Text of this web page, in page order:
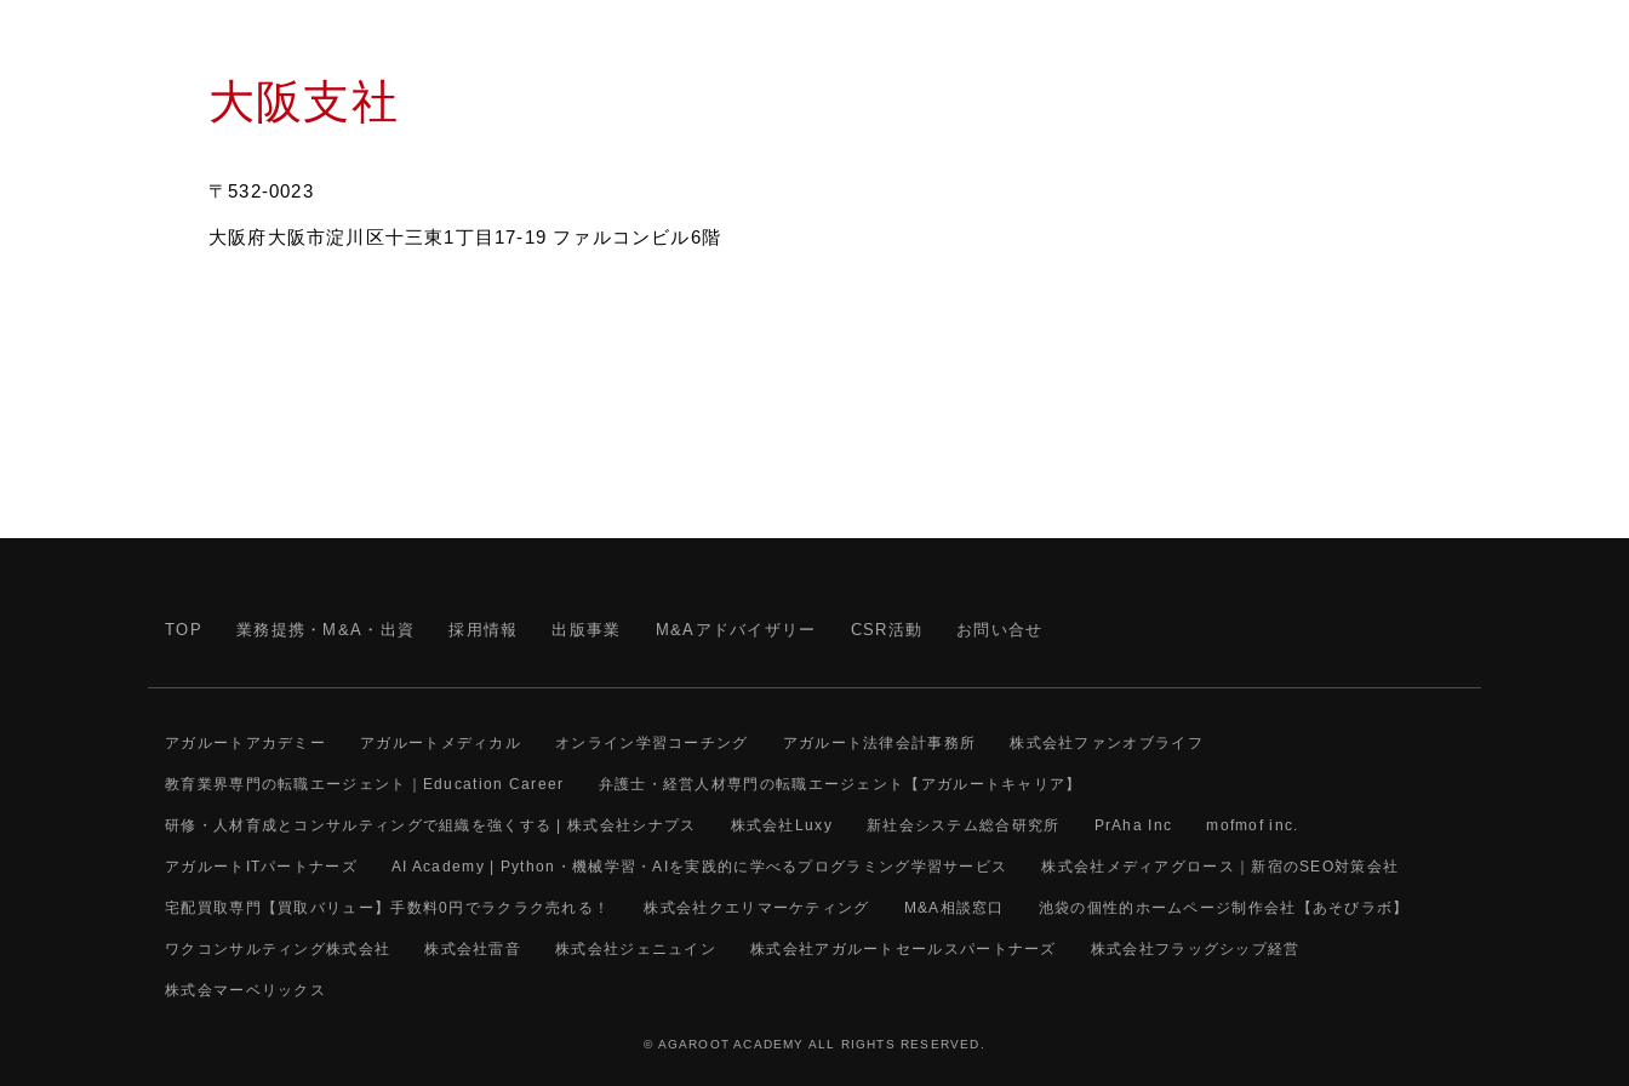
大阪支社
〒532-0023
大阪府大阪市淀川区十三東1丁目17-19 ファルコンビル6階
TOP 業務提携・M&A・出資 採用情報 出版事業 M&Aアドバイザリー CSR活動 お問い合せ
アガルートアカデミー アガルートメディカル オンライン学習コーチング アガルート法律会計事務所 株式会社ファンオブライフ
教育業界専門の転職エージェント｜Education Career 弁護士・経営人材専門の転職エージェント【アガルートキャリア】
研修・人材育成とコンサルティングで組織を強くする | 株式会社シナプス 株式会社Luxy 新社会システム総合研究所 PrAha Inc mofmof inc.
アガルートITパートナーズ AI Academy | Python・機械学習・AIを実践的に学べるプログラミング学習サービス 株式会社メディアグロース｜新宿のSEO対策会社
宅配買取専門【買取バリュー】手数料0円でラクラク売れる！ 株式会社クエリマーケティング M&A相談窓口 池袋の個性的ホームページ制作会社【あそびラボ】
ワクコンサルティング株式会社 株式会社雷音 株式会社ジェニュイン 株式会社アガルートセールスパートナーズ 株式会社フラッグシップ経営
株式会マーベリックス
© AGAROOT ACADEMY ALL RIGHTS RESERVED.